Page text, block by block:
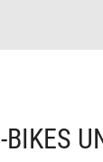
BIKES